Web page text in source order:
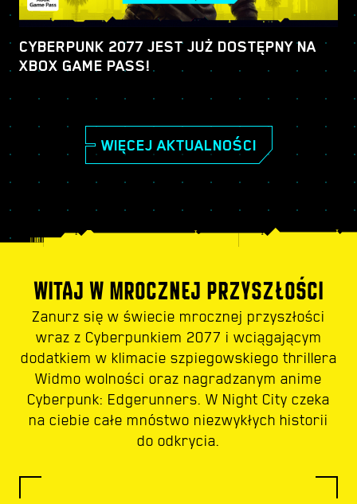
CYBERPUNK 2077 JEST JUŻ DOSTĘPNY NA
XBOX GAME PASS!
WIĘCEJ AKTUALNOŚCI
WITAJ W MROCZNEJ PRZYSZŁOŚCI
Zanurz się w świecie mrocznej przyszłości
wraz z Cyberpunkiem 2077 i wciągającym
dodatkiem w klimacie szpiegowskiego thrillera
Widmo wolności oraz nagradzanym anime
Cyberpunk: Edgerunners. W Night City czeka
na ciebie całe mnóstwo niezwykłych historii
do odkrycia.